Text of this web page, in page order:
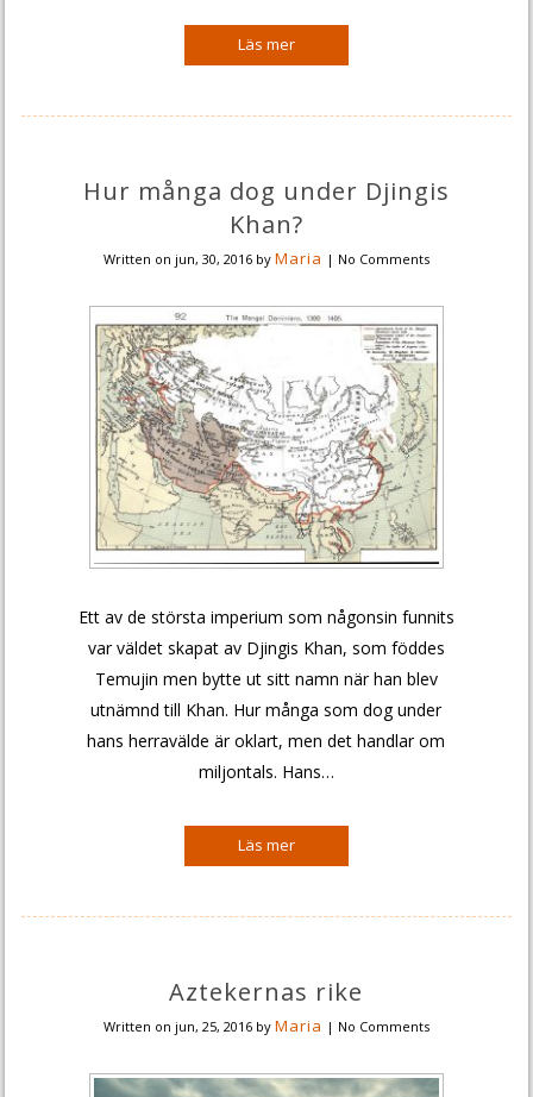
Hur många dog under Djingis
Khan?
Written on jun, 30, 2016 by Maria | No Comments
Ett av de största imperium som någonsin funnits
var väldet skapat av Djingis Khan, som föddes
Temujin men bytte ut sitt namn när han blev
utnämnd till Khan. Hur många som dog under
hans herravälde är oklart, men det handlar om
miljontals. Hans…
Aztekernas rike
Written on jun, 25, 2016 by Maria | No Comments